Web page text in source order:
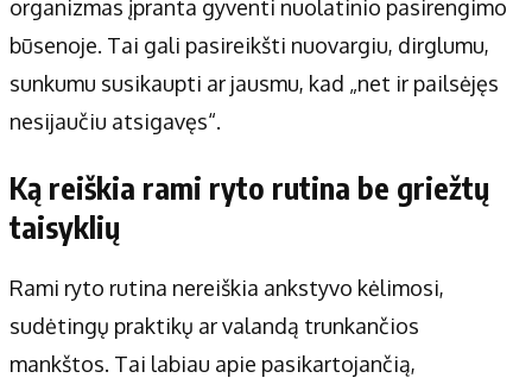
organizmas įpranta gyventi nuolatinio pasirengimo
būsenoje. Tai gali pasireikšti nuovargiu, dirglumu,
sunkumu susikaupti ar jausmu, kad „net ir pailsėjęs
nesijaučiu atsigavęs“.
Ką reiškia rami ryto rutina be griežtų
taisyklių
Rami ryto rutina nereiškia ankstyvo kėlimosi,
sudėtingų praktikų ar valandą trunkančios
mankštos. Tai labiau apie pasikartojančią,